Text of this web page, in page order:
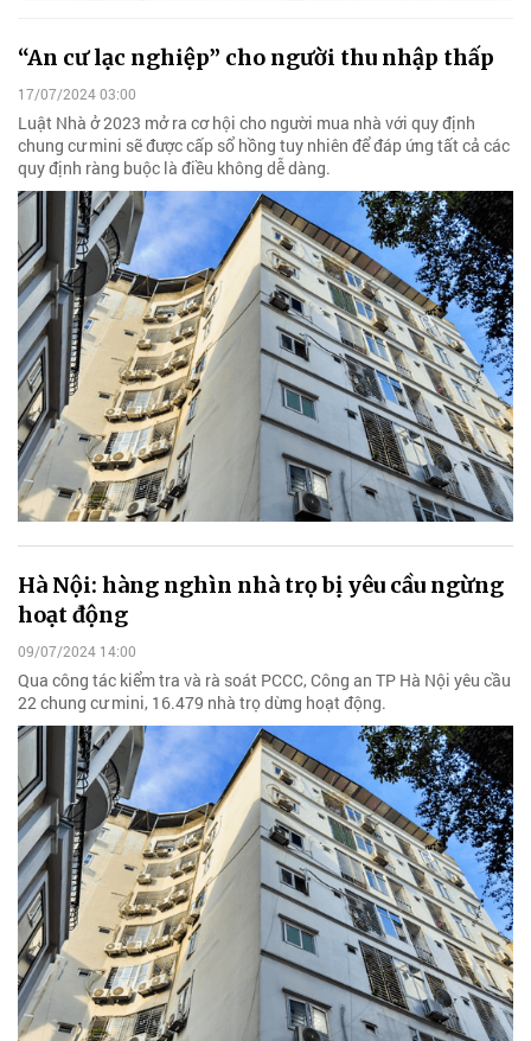
“An cư lạc nghiệp” cho người thu nhập thấp
17/07/2024 03:00
Luật Nhà ở 2023 mở ra cơ hội cho người mua nhà với quy định
chung cư mini sẽ được cấp sổ hồng tuy nhiên để đáp ứng tất cả các
quy định ràng buộc là điều không dễ dàng.
Hà Nội: hàng nghìn nhà trọ bị yêu cầu ngừng
hoạt động
09/07/2024 14:00
Qua công tác kiểm tra và rà soát PCCC, Công an TP Hà Nội yêu cầu
22 chung cư mini, 16.479 nhà trọ dừng hoạt động.